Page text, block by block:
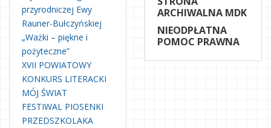
przyrodniczej Ewy
Rauner-Bułczyńskiej
„Ważki – piękne i
pożyteczne”
XVII POWIATOWY
KONKURS LITERACKI
MÓJ ŚWIAT
FESTIWAL PIOSENKI
PRZEDSZKOLAKA
ARCHIWALNA MDK
NIEODPŁATNA
POMOC PRAWNA